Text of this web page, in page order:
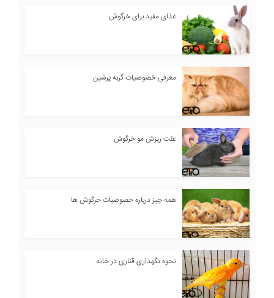
غذای مفید برای خرگوش
معرفی خصوصیات گربه پرشین
علت ریزش مو خرگوش
همه چیز درباره خصوصیات خرگوش ها
نحوه نگهداری قناری در خانه